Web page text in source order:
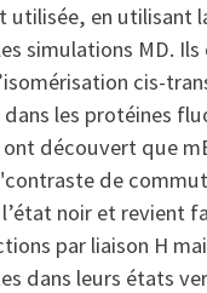
utilisée, en utilisant
simulations MD.
cis-
les protéines
découvert que
de
noir et revient
par liaison H
dans leurs états